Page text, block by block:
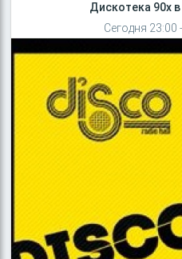
Дискотека 90х в
Сегодня 23:00